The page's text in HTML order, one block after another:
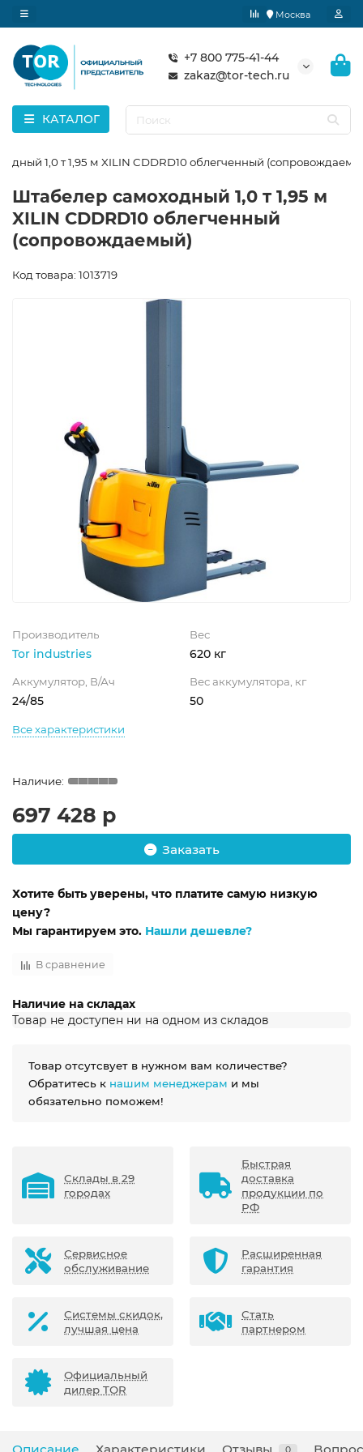
Москва
+7 800 775-41-44
zakaz@tor-tech.ru
КАТАЛОГ
1,0 т 1,95 м XILIN CDDRD10 облегченный
Штабелер самоходный 1,0 т 1,95 м
XILIN CDDRD10 облегченный
(сопровождаемый)
Код товара: 1013719
Производитель
Tor industries
Вес
620 кг
Аккумулятор, В/Ач
24/85
Вес аккумулятора, кг
50
Все характеристики
697 428 р
Заказать
Хотите быть уверены, что платите самую низкую
цену?
Мы гарантируем это. Нашли дешевле?
В сравнение
Наличие на складах
Товар не доступен ни на одном из складов
Товар отсутсвует в нужном вам количестве?
Обратитесь к нашим менеджерам и мы
обязательно поможем!
Склады в 29
городах
Быстрая
доставка
продукции по
РФ
Сервисное
обслуживание
Расширенная
гарантия
Системы скидок,
лучшая цена
Стать
партнером
Официальный
дилер TOR
0